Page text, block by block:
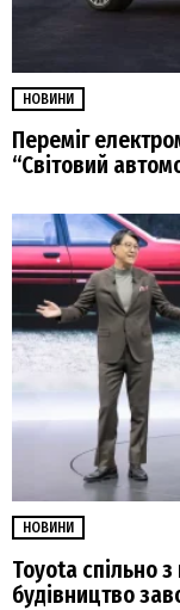
НОВИНИ
Переміг
“Світовий
НОВИНИ
Toyota спільно
будівництво